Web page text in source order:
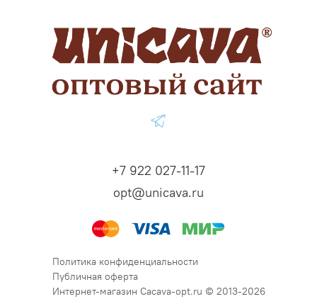
+7 922 027-11-17
opt@unicava.ru
Политика конфиденциальности
Публичная оферта
Интернет-магазин Cacava-opt.ru © 2013-2026